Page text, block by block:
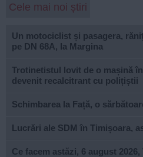
Cele mai noi știri
Un motociclist și pasagera,
pe DN 68A, la Margina
Trotinetistul lovit de o mașină
devenit recalcitrant cu polițiștii
Schimbarea la Față, o
Lucrări ale SDM în Timișoara,
Ce facem astăzi, 6 august